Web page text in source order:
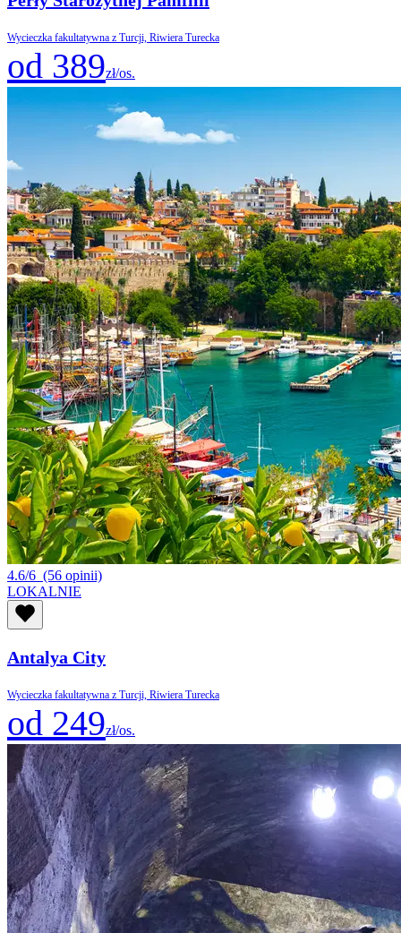
Wycieczka fakultatywna z Turcji, Riwiera Turecka
od 389zł/os.
4.6/6 (56 opinii)
LOKALNIE
Antalya City
Wycieczka fakultatywna z Turcji, Riwiera Turecka
od 249zł/os.